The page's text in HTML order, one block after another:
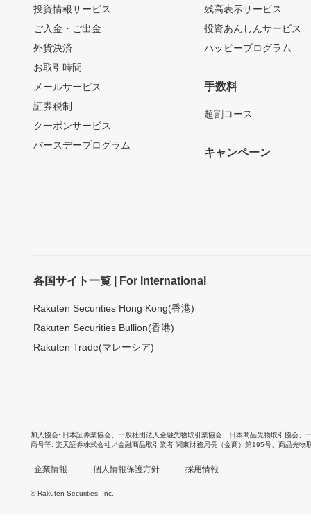
投資情報サービス
ご入金・ご出金
外貨決済
お取引時間
メールサービス
証券税制
クーポンサービス
バースデープログラム
残高表示サービス
投資あんしんサービス
ハッピープログラム
手数料
超割コース
キャンペーン
各国サイト一覧 | For International
Rakuten Securities Hong Kong(香港)
Rakuten Securities Bullion(香港)
Rakuten Trade(マレーシア)
加入協会 日本証券業協会 一般社団法人金融先物取引業協会 日本商品先物取引協会
商号等 楽天証券株式会社／金融商品取引業者 関東財務局長（金商）第195号、商品先物
企業情報 個人情報保護方針 採用情報
© Rakuten Securities, Inc.